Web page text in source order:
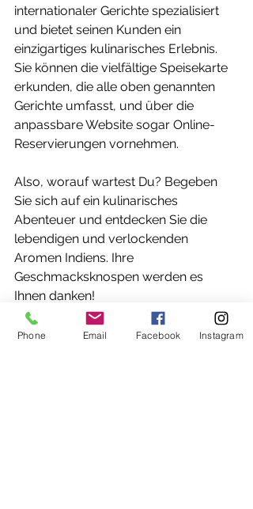
internationaler Gerichte spezialisiert
und bietet seinen Kunden ein
einzigartiges kulinarisches Erlebnis.
Sie können die vielfältige Speisekarte
erkunden, die alle oben genannten
Gerichte umfasst, und über die
anpassbare Website sogar Online-
Reservierungen vornehmen.
Also, worauf wartest Du? Begeben
Sie sich auf ein kulinarisches
Abenteuer und entdecken Sie die
lebendigen und verlockenden
Aromen Indiens. Ihre
Geschmacksknospen werden es
Ihnen danken!
Phone Email Facebook Instagram